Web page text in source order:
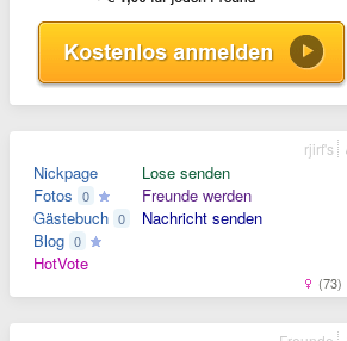
Nickpage
Fotos 0
Gästebuch 0
Blog 0
HotVote
Lose senden
Freunde werden
Nachricht senden
(73)
rjirf's